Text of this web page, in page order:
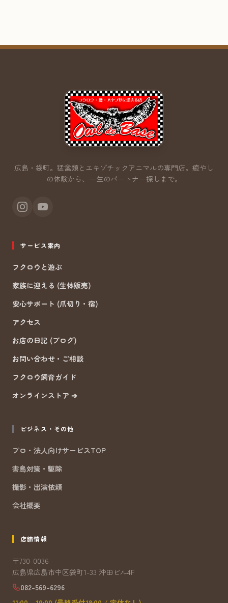
広島・袋町。猛禽類とエキゾチックアニマルの専門店。 癒やし
の体験から、一生のパートナー探しまで。
サービス案内
フクロウと遊ぶ
家族に迎える (生体販売)
安心サポート (爪切り・宿)
アクセス
お店の日記 (ブログ)
お問い合わせ・ご相談
フクロウ飼育ガイド
オンラインストア ➔
ビジネス・その他
プロ・法人向けサービスTOP
害鳥対策・駆除
撮影・出演依頼
会社概要
店舗情報
〒730-0036
広島県広島市中区袋町1-33 沖田ビル4F
082-569-6296